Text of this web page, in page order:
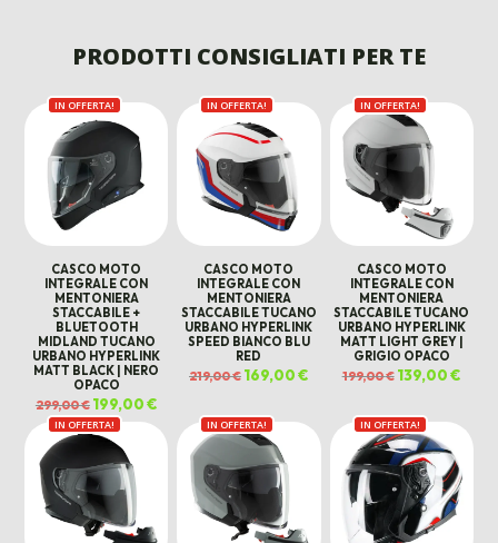
190,00 €.145,00 €.
PRODOTTI CONSIGLIATI PER TE
IN OFFERTA!
CASCO MOTO
INTEGRALE CON
MENTONIERA
STACCABILE +
BLUETOOTH
MIDLAND TUCANO
URBANO HYPERLINK
MATT BLACK | NERO
OPACO
299,00€ Il
prezzo
originale
era:
299,00 €.
199,00€Il
prezzo
attuale
è:
199,00 €.
IN OFFERTA!
CASCO MOTO
INTEGRALE CON
MENTONIERA
STACCABILE TUCANO
URBANO HYPERLINK
SPEED BIANCO BLU
RED
219,00€ Il
prezzo
219,00 €.
169,00€Il
prezzo
169,00 €.
IN OFFERTA!
CASCO MOTO
INTEGRALE CON
MENTONIERA
STACCABILE TUCANO
URBANO HYPERLINK
MATT LIGHT GREY |
GRIGIO OPACO
199,00€ Il
prezzo
199,00 €.
139,00€Il
IN OFFERTA! IN OFFERTA! IN OFFERTA!